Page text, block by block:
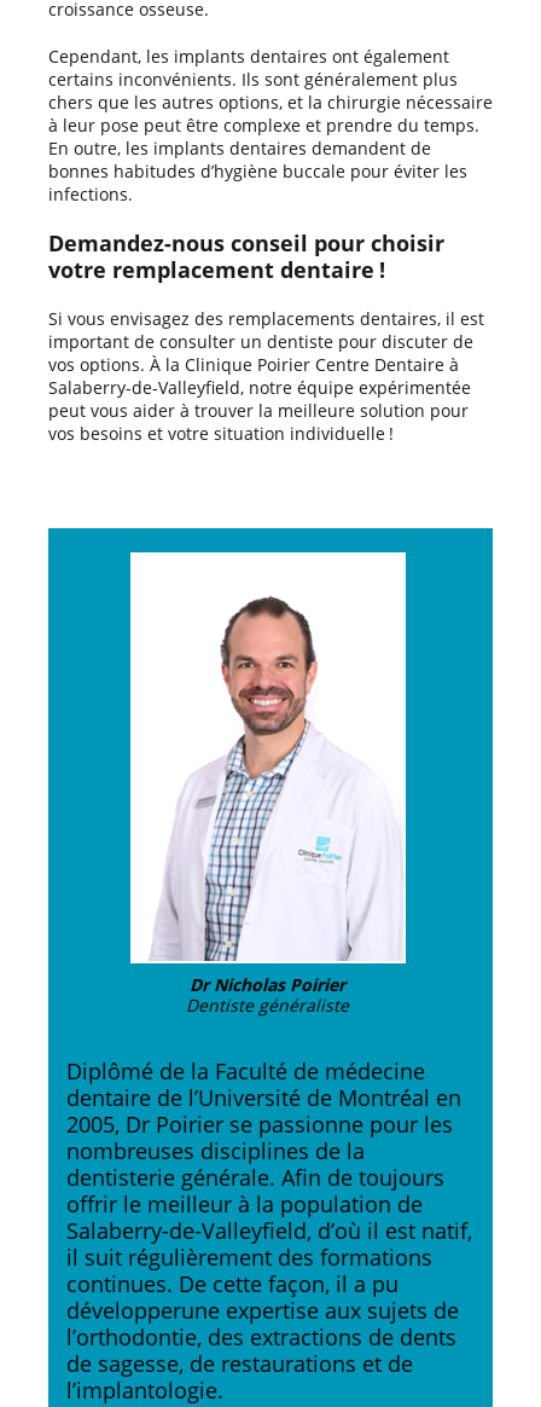
croissance osseuse.
Cependant, les implants dentaires ont également
certains inconvénients. Ils sont généralement plus
chers que les autres options, et la chirurgie nécessaire
à leur pose peut être complexe et prendre du temps.
En outre, les implants dentaires demandent de
bonnes habitudes d’hygiène buccale pour éviter les
infections.
Demandez-nous conseil pour choisir
votre remplacement dentaire !
Si vous envisagez des remplacements dentaires, il est
important de consulter un dentiste pour discuter de
vos options. À la Clinique Poirier Centre Dentaire à
Salaberry-de-Valleyfield, notre équipe expérimentée
peut vous aider à trouver la meilleure solution pour
vos besoins et votre situation individuelle !
Dr Nicholas Poirier
Dentiste généraliste
Diplômé de la Faculté de médecine
dentaire de l’Université de Montréal en
2005, Dr Poirier se passionne pour les
nombreuses disciplines de la
dentisterie générale. Afin de toujours
offrir le meilleur à la population de
Salaberry-de-Valleyfield, d’où il est natif,
il suit régulièrement des formations
continues. De cette façon, il a pu
développerune expertise aux sujets de
l’orthodontie, des extractions de dents
de sagesse, de restaurations et de
l’implantologie.